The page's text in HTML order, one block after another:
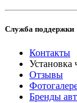
Служба поддержки
Контакты
Установка
Отзывы
Бренды